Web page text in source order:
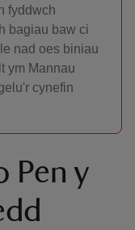
fyddwch
bagiau baw ci
nad oes biniau
ym Mannau
cynefin
Pen y